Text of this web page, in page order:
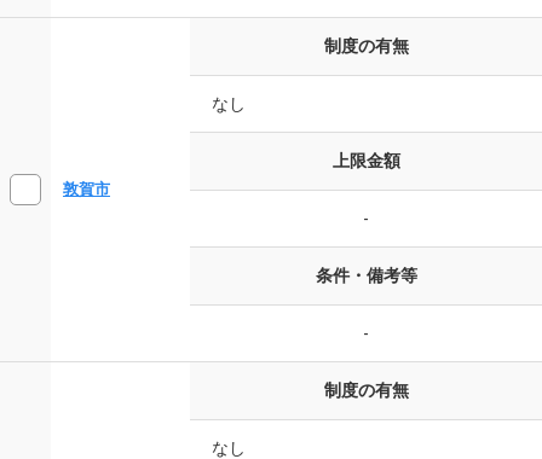
敦賀市
制度の有無
なし
上限金額
-
条件・備考等
-
制度の有無
なし